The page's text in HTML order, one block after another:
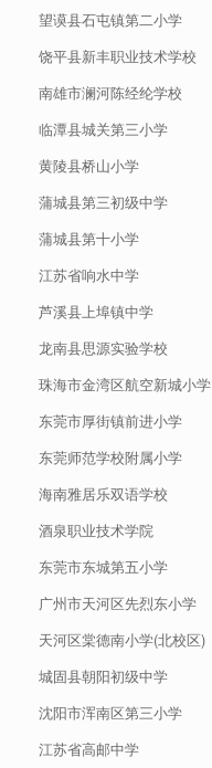
望谟县石屯镇第二小学
饶平县新丰职业技术学校
南雄市澜河陈经纶学校
临潭县城关第三小学
黄陵县桥山小学
蒲城县第三初级中学
蒲城县第十小学
江苏省响水中学
芦溪县上埠镇中学
龙南县思源实验学校
珠海市金湾区航空新城小学
东莞市厚街镇前进小学
东莞师范学校附属小学
海南雅居乐双语学校
酒泉职业技术学院
东莞市东城第五小学
广州市天河区先烈东小学
天河区棠德南小学(北校区)
城固县朝阳初级中学
沈阳市浑南区第三小学
江苏省高邮中学